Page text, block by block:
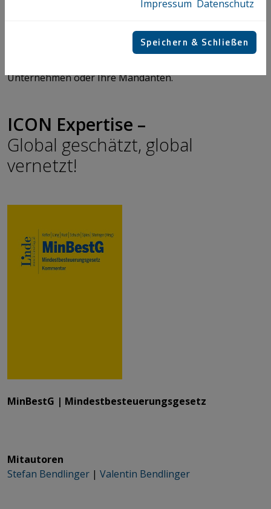
Ob Vor-Ort oder Online, wir nehmen Bezug auf ihre
aktuellen Geschäftsfälle und erarbeiten gemeinsam mit
Unternehmen oder Ihre Mandanten.
ICON Expertise –
Global geschätzt, global
vernetzt!
​​​​​​​MinBestG | Mindestbesteuerungsgesetz
​​​​​​​Mitautoren
​​​​​​​Stefan Bendlinger ​​​​​​​ | Valentin Bendlinger​​​​​​​​​​​​​​​​​​​​​
Impressum Datenschutz
Speichern & Schließen